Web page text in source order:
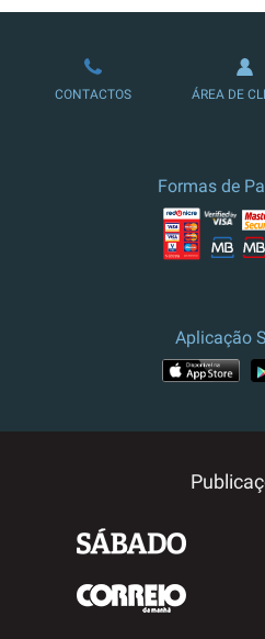
serviços, eventos
CONTACTOS ÁREA DE
Formas de
Aplicação